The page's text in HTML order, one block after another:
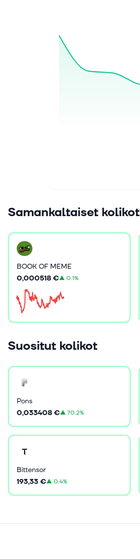
Samankaltaiset kolikot
BOOK OF MEME
0,000518 €▲0.1%
Suositut kolikot
Pons
0,033408 €▲70.2%
Bittensor
193,33 €▲0.4%